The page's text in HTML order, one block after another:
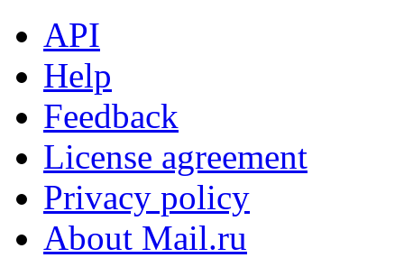
API
Help
Feedback
License agreement
Privacy policy
About Mail.ru